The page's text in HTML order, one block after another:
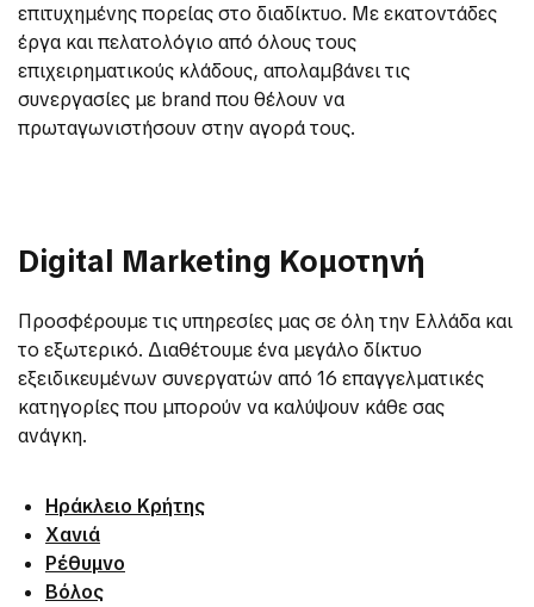
επιτυχημένης πορείας στο διαδίκτυο. Με εκατοντάδες
έργα και πελατολόγιο από όλους τους
επιχειρηματικούς κλάδους, απολαμβάνει τις
συνεργασίες με brand που θέλουν να
πρωταγωνιστήσουν στην αγορά τους.
Digital Marketing Κομοτηνή
Προσφέρουμε τις υπηρεσίες μας σε όλη την Ελλάδα και
το εξωτερικό. Διαθέτουμε ένα μεγάλο δίκτυο
εξειδικευμένων συνεργατών από 16 επαγγελματικές
κατηγορίες που μπορούν να καλύψουν κάθε σας
ανάγκη.
Ηράκλειο Κρήτης
Χανιά
Ρέθυμνο
Βόλος